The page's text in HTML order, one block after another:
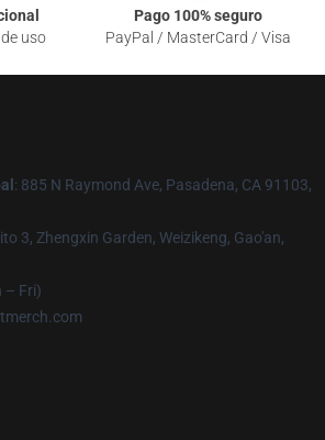
uso
Pago 100% seguro
PayPal / MasterCard / Visa
: 885 N Raymond Ave, Pasadena, CA 91103,
3, Zhengxin Garden, Weizikeng, Gao'an,
– Fri)